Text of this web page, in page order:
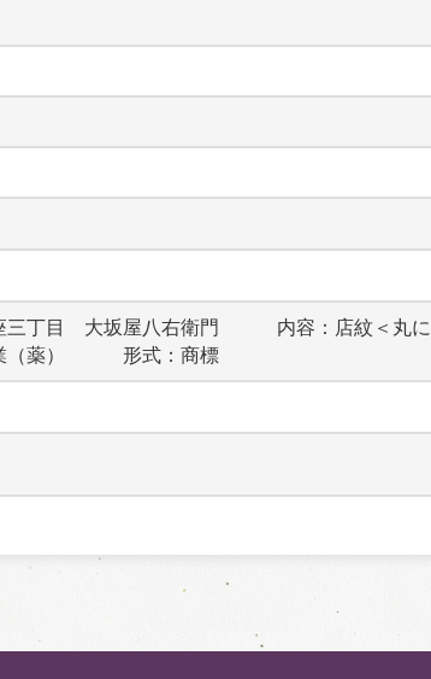
丁目　大坂屋八右衛門　　　内容：店紋＜丸に
（薬）　　　形式：商標